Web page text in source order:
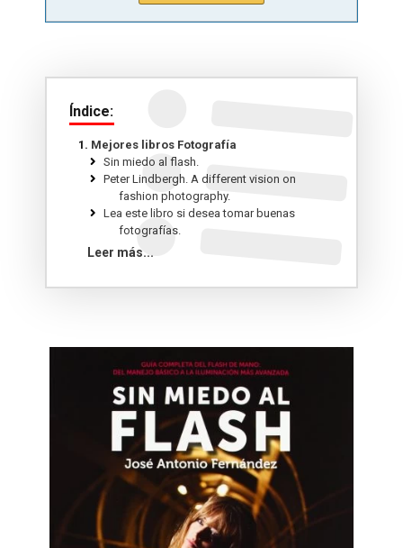
Índice:
Mejores libros Fotografía
Sin miedo al flash.
Peter Lindbergh. A different vision on
fashion photography.
Lea este libro si desea tomar buenas
fotografías.
Los secretos de la fotografía. Guía de
Fotografía de calle. Memoria de la ciudad.
El proyecto fotográfico personal.
Domina el retoque con Photoshop.
Los fundamentos de la fotografía.
El arte de la composición.
Fotografía digital para Dummies.
Fotografía con móviles.
Fotografía. La historia visual definitiva.
Fotografía infantil: Técnica y estilos: 30.
Fotografía nocturna. Paisajes en la noche.
Leer más...